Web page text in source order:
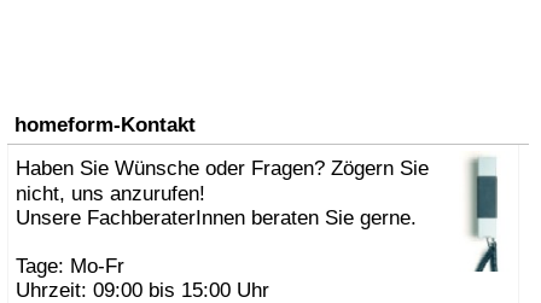
homeform-Kontakt
Haben Sie Wünsche oder Fragen? Zögern Sie
nicht, uns anzurufen!
Unsere FachberaterInnen beraten Sie gerne.
Tage: Mo-Fr
Uhrzeit: 09:00 bis 15:00 Uhr